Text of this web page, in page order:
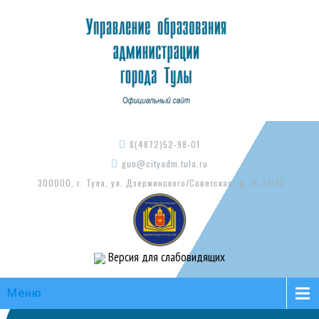
8(4872)52-98-01
guo@cityadm.tula.ru
300000, г. Тула, ул. Дзержинского/Советская, д. 15-17/73
Версия для слабовидящих
Меню